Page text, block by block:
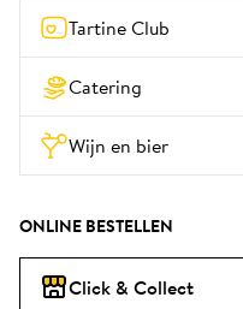
Tartine Club
Catering
Wijn en bier
ONLINE BESTELLEN
Click & Collect